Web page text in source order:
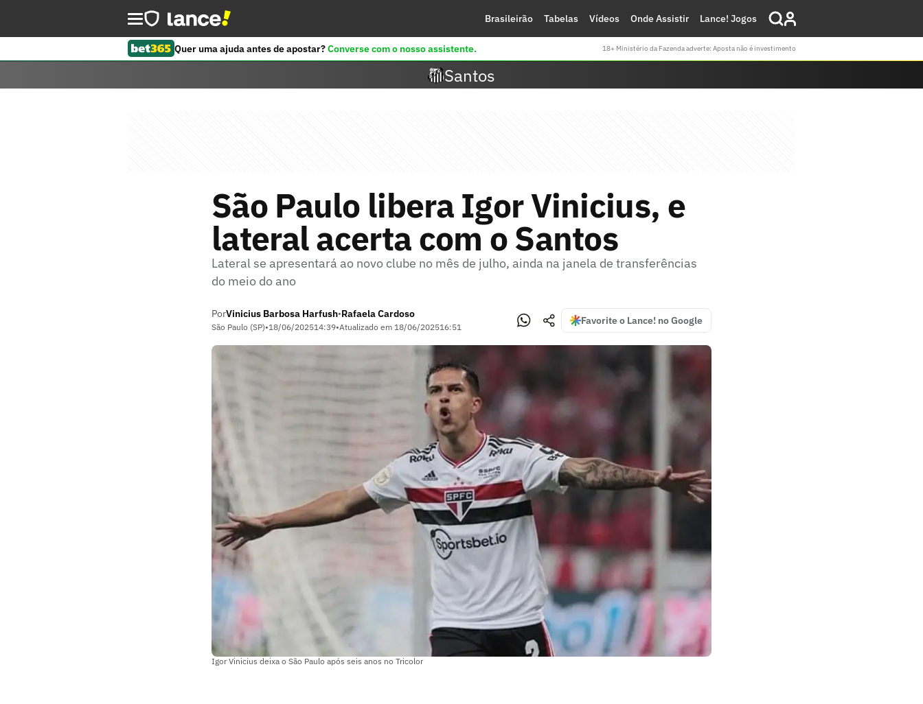
Brasileirão Tabelas Vídeos Onde Assistir Lance! Jogos
Quer uma ajuda antes de apostar?Converse com o nosso assistente. 18+ Ministério da Fazenda adverte: Aposta não é investimento
Santos
São Paulo libera Igor Vinicius, e
lateral acerta com o Santos
Lateral se apresentará ao novo clube no mês de julho, ainda na janela de transferências
do meio do ano
PorVinicius Barbosa Harfush•Rafaela Cardoso
São Paulo (SP)•18/06/202514:39•Atualizado em 18/06/202516:51
Favorite o Lance! no Google
Igor Vinicius deixa o São Paulo após seis anos no Tricolor